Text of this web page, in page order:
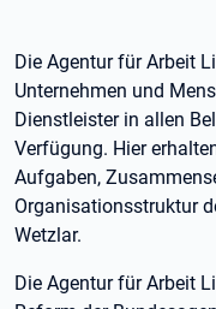
Die Agentur für Arbeit
Unternehmen und
Dienstleister in allen
Verfügung. Hier
Aufgaben,
Organisationsstruktur
Wetzlar.
Die Agentur für Arbeit